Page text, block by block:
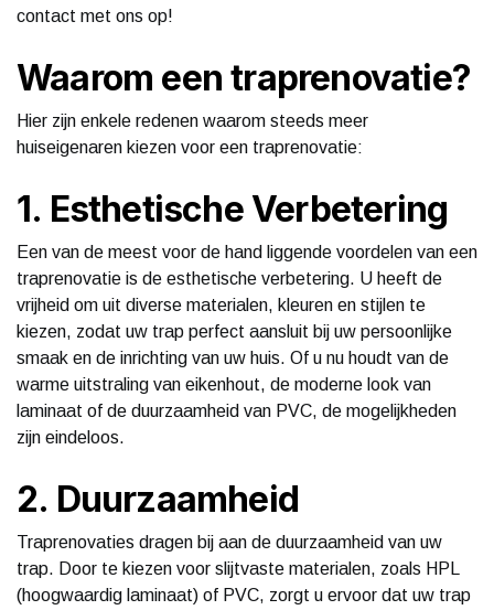
contact met ons op!
Waarom een traprenovatie?
Hier zijn enkele redenen waarom steeds meer
huiseigenaren kiezen voor een traprenovatie:
1. Esthetische Verbetering
Een van de meest voor de hand liggende voordelen van een
traprenovatie is de esthetische verbetering. U heeft de
vrijheid om uit diverse materialen, kleuren en stijlen te
kiezen, zodat uw trap perfect aansluit bij uw persoonlijke
smaak en de inrichting van uw huis. Of u nu houdt van de
warme uitstraling van eikenhout, de moderne look van
laminaat of de duurzaamheid van PVC, de mogelijkheden
zijn eindeloos.
2. Duurzaamheid
Traprenovaties dragen bij aan de duurzaamheid van uw
trap. Door te kiezen voor slijtvaste materialen, zoals HPL
(hoogwaardig laminaat) of PVC, zorgt u ervoor dat uw trap